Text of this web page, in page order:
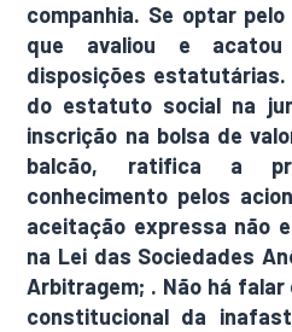
companhia. Se optar
que avaliou e acatou
disposições
do estatuto social na
inscrição na bolsa de
balcão, ratifica a
conhecimento pelos
aceitação expressa não
na Lei das Sociedades
Arbitragem; . Não há
constitucional da